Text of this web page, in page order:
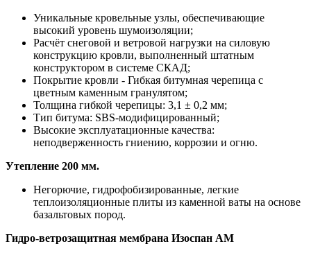
Уникальные кровельные узлы, обеспечивающие
высокий уровень шумоизоляции;
Расчёт снеговой и ветровой нагрузки на силовую
конструкцию кровли, выполненный штатным
конструктором в системе СКАД;
Покрытие кровли - Гибкая битумная черепица с
цветным каменным гранулятом;
Толщина гибкой черепицы: 3,1 ± 0,2 мм;
Тип битума: SBS-модифицированный;
Высокие эксплуатационные качества:
неподверженность гниению, коррозии и огню.
Утепление 200 мм.
Негорючие, гидрофобизированные, легкие
теплоизоляционные плиты из каменной ваты на основе
базальтовых пород.
Гидро-ветрозащитная мембрана Изоспан АМ